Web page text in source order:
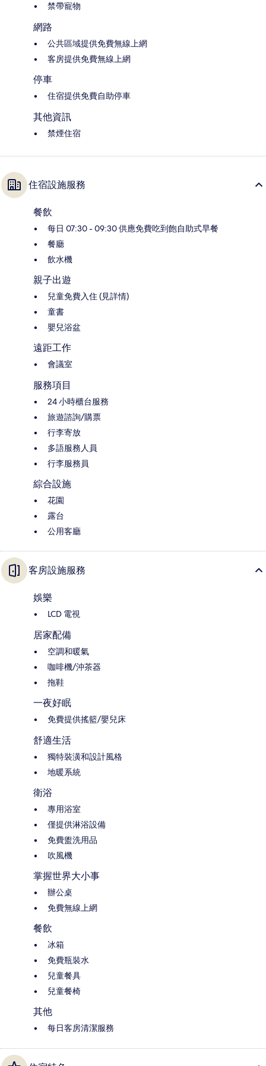
禁帶寵物
網路
公共區域提供免費無線上網
客房提供免費無線上網
停車
住宿提供免費自助停車
其他資訊
禁煙住宿
住宿設施服務
餐飲
每日 07:30 - 09:30 供應免費吃到飽自助式早餐
餐廳
飲水機
親子出遊
兒童免費入住 (見詳情)
童書
嬰兒浴盆
遠距工作
會議室
服務項目
24 小時櫃台服務
旅遊諮詢/購票
行李寄放
多語服務人員
行李服務員
綜合設施
花園
露台
公用客廳
客房設施服務
娛樂
LCD 電視
居家配備
空調和暖氣
咖啡機/沖茶器
拖鞋
一夜好眠
免費提供搖籃/嬰兒床
舒適生活
獨特裝潢和設計風格
地暖系統
衛浴
專用浴室
僅提供淋浴設備
免費盥洗用品
吹風機
掌握世界大小事
辦公桌
免費無線上網
餐飲
冰箱
免費瓶裝水
兒童餐具
兒童餐椅
其他
每日客房清潔服務